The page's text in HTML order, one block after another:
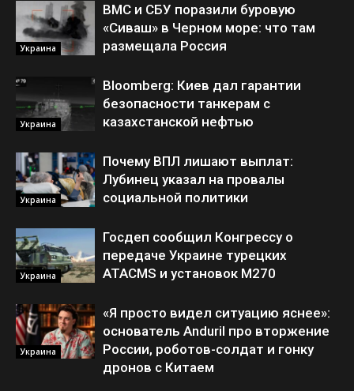
Украина
ВМС и СБУ поразили буровую
«Сиваш» в Черном море: что там
размещала Россия
Украина
Bloomberg: Киев дал гарантии
безопасности танкерам с
казахстанской нефтью
Украина
Почему ВПЛ лишают выплат:
Лубинец указал на провалы
социальной политики
Украина
Госдеп сообщил Конгрессу о
передаче Украине турецких
ATACMS и установок M270
Украина
«Я просто видел ситуацию яснее»:
основатель Anduril про вторжение
России, роботов-солдат и гонку
дронов с Китаем